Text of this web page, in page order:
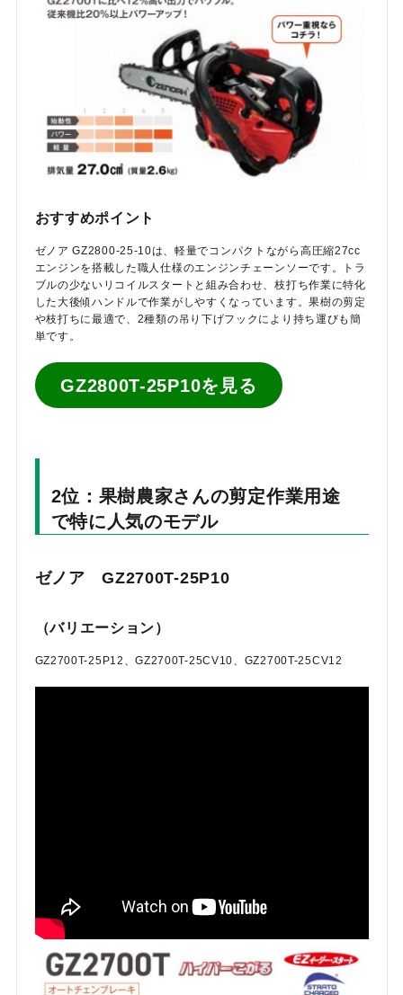
おすすめポイント
ゼノア GZ2800-25-10は、軽量でコンパクトながら高圧縮27cc
エンジンを搭載した職人仕様のエンジンチェーンソーです。トラ
ブルの少ないリコイルスタートと組み合わせ、枝打ち作業に特化
した大後傾ハンドルで作業がしやすくなっています。果樹の剪定
や枝打ちに最適で、2種類の吊り下げフックにより持ち運びも簡
単です。
GZ2800T-25P10を見る
2位：果樹農家さんの剪定作業用途
で特に人気のモデル
ゼノア GZ2700T-25P10
（バリエーション）
GZ2700T-25P12、GZ2700T-25CV10、GZ2700T-25CV12